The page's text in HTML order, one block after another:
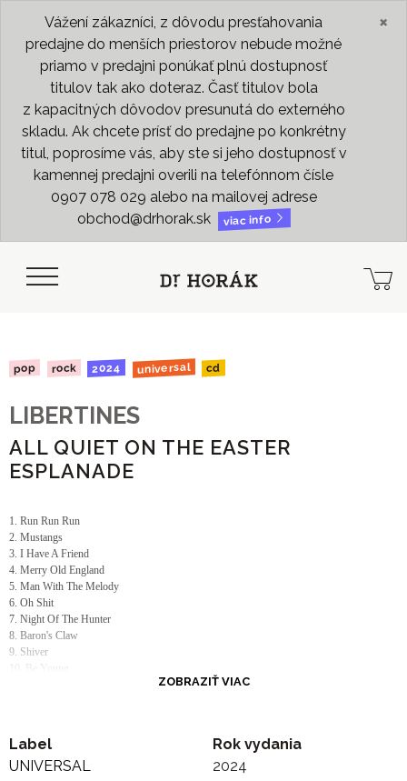
Vážení zákazníci, z dôvodu presťahovania
predajne do menších priestorov nebude možné
priamo v predajni ponúkať plnú dostupnosť
titulov tak ako doteraz. Časť titulov bola
z kapacitných dôvodov presunutá do externého
skladu. Ak chcete prísť do predajne po konkrétny
titul, poprosíme vás, aby ste si jeho dostupnosť v
kamennej predajni overili na telefónnom čísle
0907 078 029 alebo na mailovej adrese
obchod@drhorak.sk
viac info
×
pop rock 2024 universal cd
LIBERTINES
ALL QUIET ON THE EASTER
ESPLANADE
1. Run Run Run
2. Mustangs
3. I Have A Friend
4. Merry Old England
5. Man With The Melody
6. Oh Shit
7. Night Of The Hunter
8. Baron's Claw
9. Shiver
10. Be Young
11. Songs They Never Play On The RadioZOBRAZIŤ VIAC
Label
UNIVERSAL
Rok vydania
2024